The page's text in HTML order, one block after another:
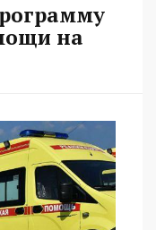
на